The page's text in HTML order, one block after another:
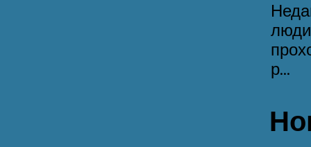
люди
р...